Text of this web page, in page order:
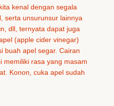
kenal dengan segala
serta unsurunsur lainnya
dll, ternyata dapat juga
(apple cider vinegar)
buah apel segar. Cairan
memiliki rasa yang masam
Konon, cuka apel sudah